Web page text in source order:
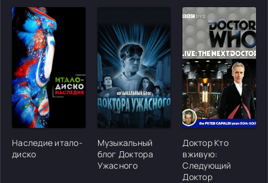
[/xfgiven_cvh_poster_urlcvh_poster_url]
Наследие итало-
диско
[/xfgiven_cvh_poster_urlcvh_poster_url]
Музыкальный
блог Доктора
Ужасного
[/
Доктор Кто
вживую:
Следующий
Доктор